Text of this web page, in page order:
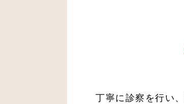
丁寧に診察を行い